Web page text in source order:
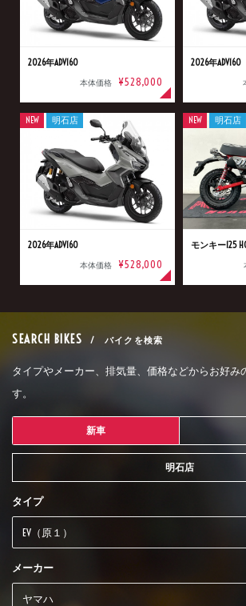
2026年ADV160
本体価格 ¥528,000
2026年ADV160
2026年ADV160
本体価格 ¥528,000
NEW 明石店
モンキー125
NEW 明石店
SEARCH BIKES / バイクを検索
タイプやメーカー、排気量、価格などからお好み
す。
新車
明石店
タイプ
メーカー